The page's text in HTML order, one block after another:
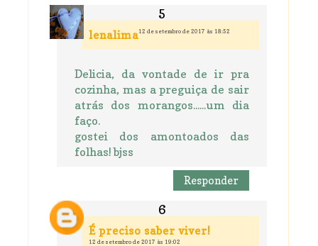
lenalima12 de setembro de 2017 às 18:52
Delicia, da vontade de ir pra
cozinha, mas a preguiça de sair
atrás dos morangos......um dia
faço.
gostei dos amontoados das
folhas! bjss
Responder
É preciso saber viver!
12 de setembro de 2017 às 19:02